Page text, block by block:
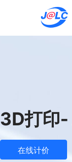
高品质快速增材制造服务
3D打印-
在线计价